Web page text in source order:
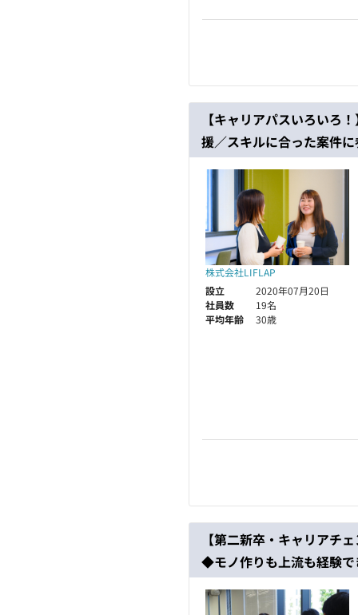
【キャリアパスいろいろ
援／スキルに合った案件
株式会社LIFLAP
設立
2020年07月20日
社員数
19名
平均年齢
30歳
【第二新卒・キャリアチ
◆モノ作りも上流も経験で